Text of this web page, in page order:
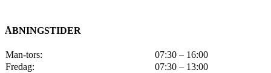
ÅBNINGSTIDER
Man-tors:
07:30 – 16:00
Fredag:
07:30 – 13:00